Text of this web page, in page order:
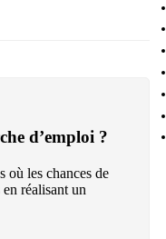
d’emploi ?
où les chances de
réalisant un